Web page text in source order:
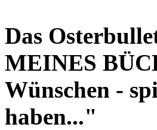
Das
MEINES
Wünschen -
haben..."